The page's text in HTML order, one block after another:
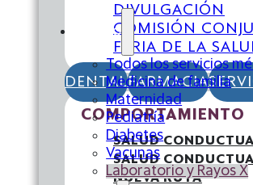
DIVULGACIÓN
COMISIÓN
FERIA DE LA
DENTALFARMACIA
COMPORTAMIENTO
SALUD
SALUD
NUEVA RUTA
Médico
Todos los servicios
Medicina de familia
Maternidad
Pediatría
Diabetes
Vacunas
Laboratorio y Rayos X